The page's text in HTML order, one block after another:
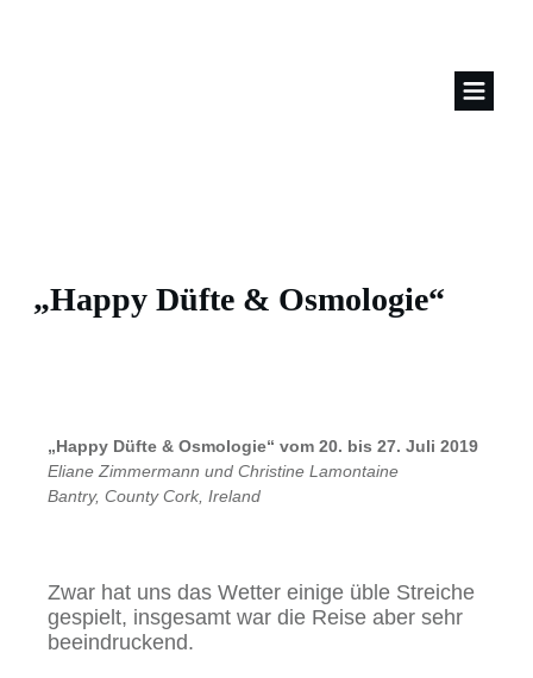
„Happy Düfte & Osmologie“
„Happy Düfte & Osmologie“ vom 20. bis 27. Juli 2019
Eliane Zimmermann und Christine Lamontaine
Bantry, County Cork, Ireland
Zwar hat uns das Wetter einige üble Streiche
gespielt, insgesamt war die Reise aber sehr
beeindruckend.